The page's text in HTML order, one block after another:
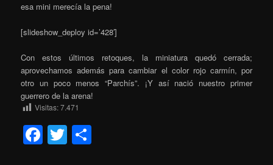
esa mini merecía la pena!
[slideshow_deploy id=’428′]
Con estos últimos retoques, la miniatura quedó cerrada;
aprovechamos además para cambiar el color rojo carmín, por
otro un poco menos “Parchís”. ¡Y así nació nuestro primer
guerrero de la arena!
Visitas:7.471
Facebook
Twitter